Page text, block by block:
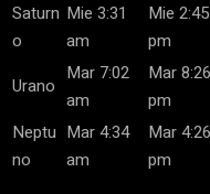
Saturn
o
Mie 3:31
am
Mie 2:45
pm
Urano
Mar 7:02
am
Mar 8:26
pm
Neptu
no
Mar 4:34
am
Mar 4:26
pm